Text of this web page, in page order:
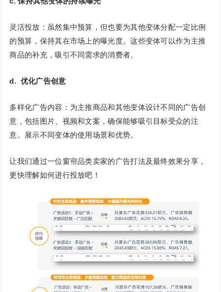
灵活投放：虽然集中预算，但也要为其他变体分配一定比例
的预算，保持其在市场上的曝光度。这些变体可以作为主推
商品的补充，吸引不同需求的消费者。
d. 优化广告创意
多样化广告内容：为主推商品和其他变体设计不同的广告创
意，包括图片、视频和文案，确保能够吸引目标受众的注
意。展示不同变体的使用场景和优势。
让我们通过一位窗帘品类卖家的广告打法及最终效果分享，
更快理解如何进行投放吧！